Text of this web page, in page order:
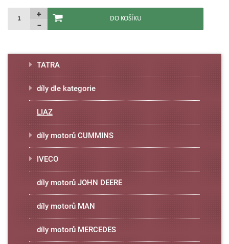
TATRA
díly dle kategorie
LIAZ
díly motorů CUMMINS
IVECO
díly motorů JOHN DEERE
díly motorů MAN
díly motorů MERCEDES